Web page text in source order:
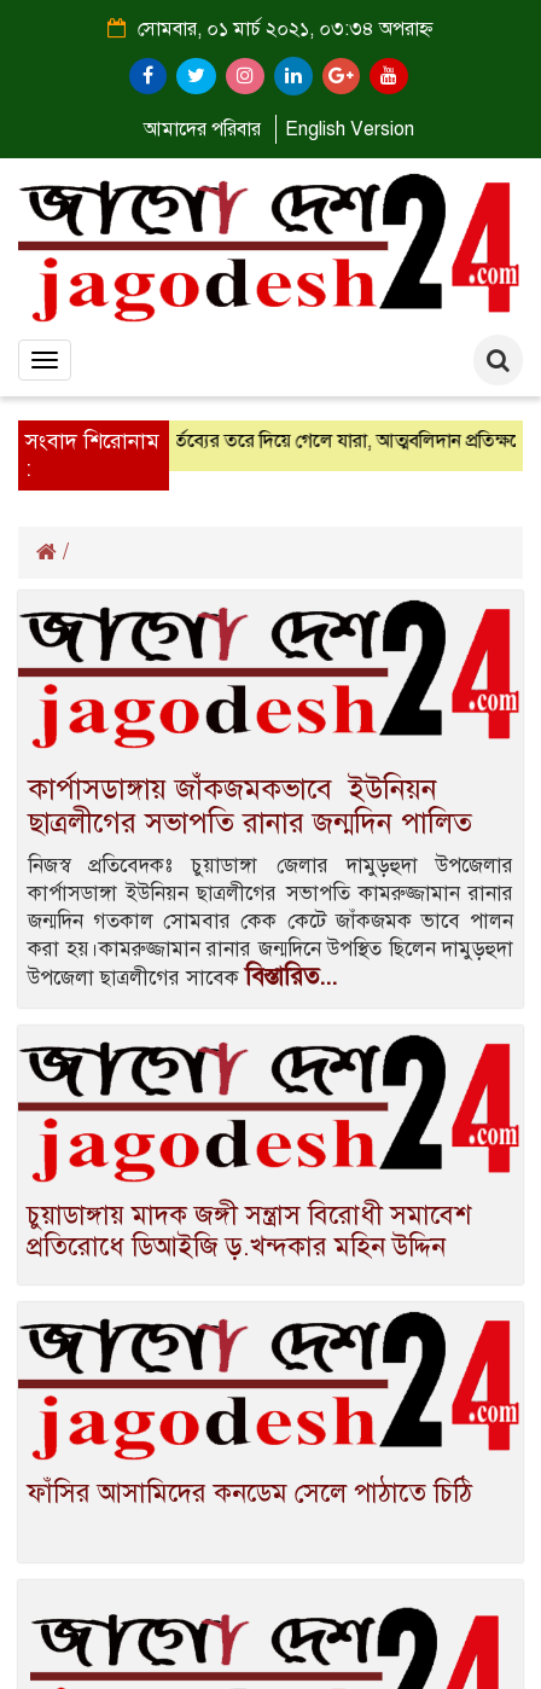
সোমবার, ০১ মার্চ ২০২১, ০৩:৩৪ অপরাহ্ন
আমাদের পরিবার English Version
Toggle
navigation
সংবাদ শিরোনাম
:
এর সমাবেশ কর্তব্যের তরে দিয়ে গেলে যারা, আত্মবলিদান প্রতিক্ষণে
/
কার্পাসডাঙ্গায় জাঁকজমকভাবে ইউনিয়ন
ছাত্রলীগের সভাপতি রানার জন্মদিন পালিত
নিজস্ব প্রতিবেদকঃ চুয়াডাঙ্গা জেলার দামুড়হুদা উপজেলার
কার্পাসডাঙ্গা ইউনিয়ন ছাত্রলীগের সভাপতি কামরুজ্জামান রানার
জন্মদিন গতকাল সোমবার কেক কেটে জাঁকজমক ভাবে পালন
করা হয়।কামরুজ্জামান রানার জন্মদিনে উপস্থিত ছিলেন দামুড়হুদা
উপজেলা ছাত্রলীগের সাবেকবিস্তারিত...
চুয়াডাঙ্গায় মাদক জঙ্গী সন্ত্রাস বিরোধী সমাবেশ
প্রতিরোধে ডিআইজি ড়.খন্দকার মহিন উদ্দিন
ফাঁসির আসামিদের কনডেম সেলে পাঠাতে চিঠি